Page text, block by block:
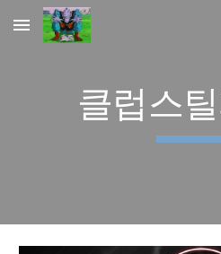
Skip to main content
클럽스